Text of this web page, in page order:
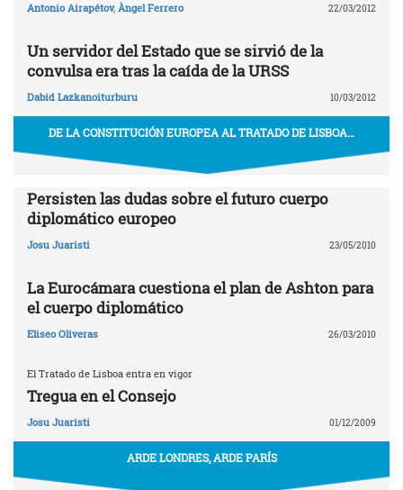
Antonio Airapétov, Àngel Ferrero 22/03/2012
Un servidor del Estado que se sirvió de la
convulsa era tras la caída de la URSS
Dabid Lazkanoiturburu 10/03/2012
DE LA CONSTITUCIÓN EUROPEA AL TRATADO DE LISBOA…
Persisten las dudas sobre el futuro cuerpo
diplomático europeo
Josu Juaristi 23/05/2010
La Eurocámara cuestiona el plan de Ashton para
el cuerpo diplomático
Eliseo Oliveras 26/03/2010
El Tratado de Lisboa entra en vigor
Tregua en el Consejo
Josu Juaristi 01/12/2009
ARDE LONDRES, ARDE PARÍS